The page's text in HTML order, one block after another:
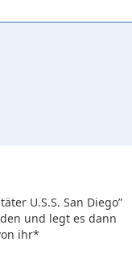
U.S.S. San Diego”
und legt es dann
ihr*